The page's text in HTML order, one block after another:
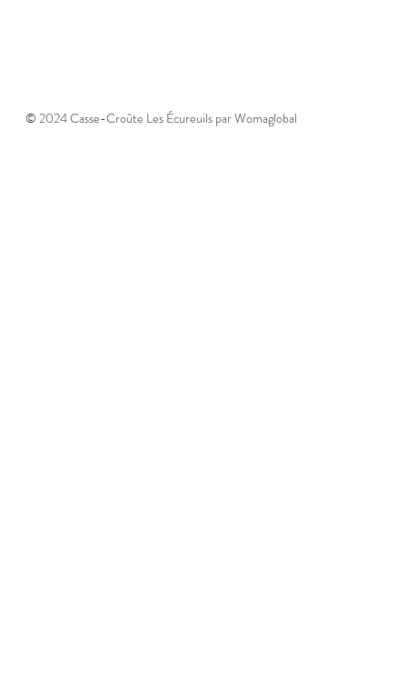
© 2024 Casse-Croûte Les Écureuils par Womaglobal